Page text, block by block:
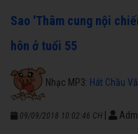
Sao 'Thâm cung nội
hôn ở tuổi 55
Nhạc MP3: Hát Chầu
09/09/2018 10:02:46 CH